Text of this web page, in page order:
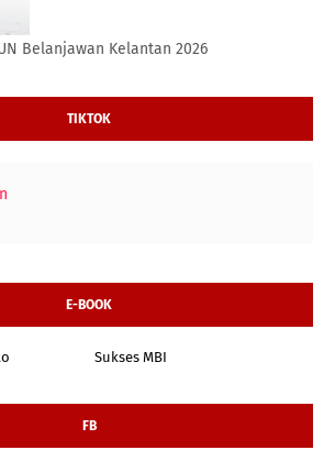
Belanjawan Kelantan 2026
TIKTOK
E-BOOK
Sukses MBI
FB